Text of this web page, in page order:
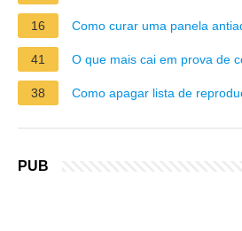
16 Como curar uma panela
41 O que mais cai em prova de
38 Como apagar lista de
PUB